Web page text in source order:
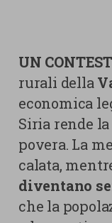
UN
rurali della
economica
Siria rende
povera. La
calata,
diventano
che la